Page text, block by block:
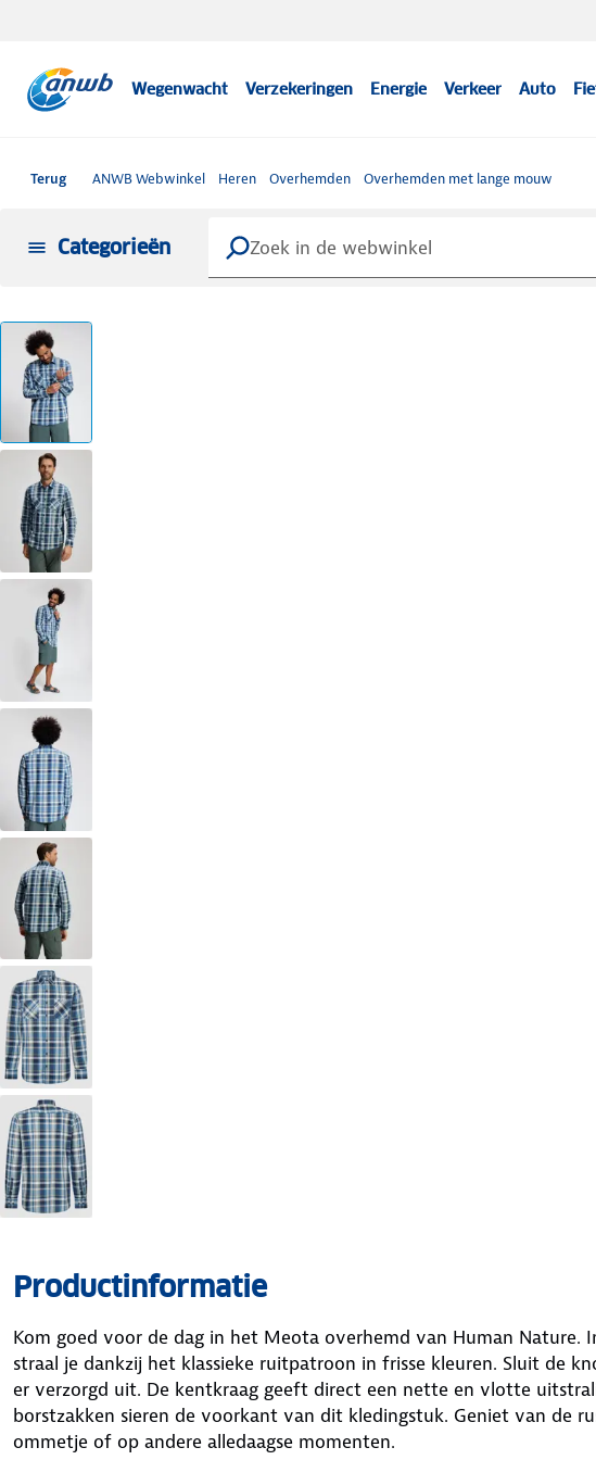
Wegenwacht Verzekeringen Energie Verkeer Auto
Terug ANWB Webwinkel Heren Overhemden Overhemden met lange mouw
Categorieën
Productinformatie
Kom goed voor de dag in het Meota overhemd van Human Nature.
straal je dankzij het klassieke ruitpatroon in frisse kleuren. Sluit de
er verzorgd uit. De kentkraag geeft direct een nette en vlotte
borstzakken sieren de voorkant van dit kledingstuk. Geniet van de
ommetje of op andere alledaagse momenten.